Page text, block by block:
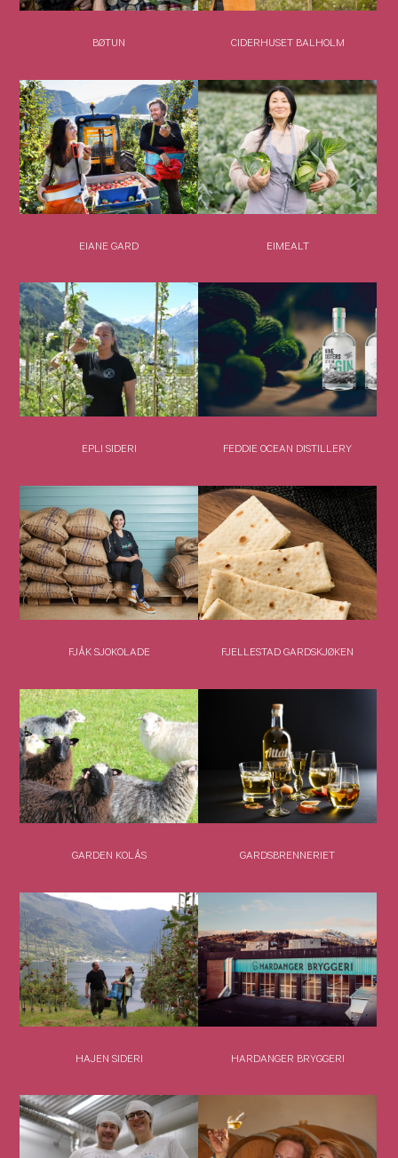
BØTUN CIDERHUSET BALHOLM
EIANE GARD EIMEALT
EPLI SIDERI FEDDIE OCEAN DISTILLERY
FJÅK SJOKOLADE FJELLESTAD GARDSKJØKEN
GARDEN KOLÅS GARDSBRENNERIET
HAJEN SIDERI HARDANGER BRYGGERI